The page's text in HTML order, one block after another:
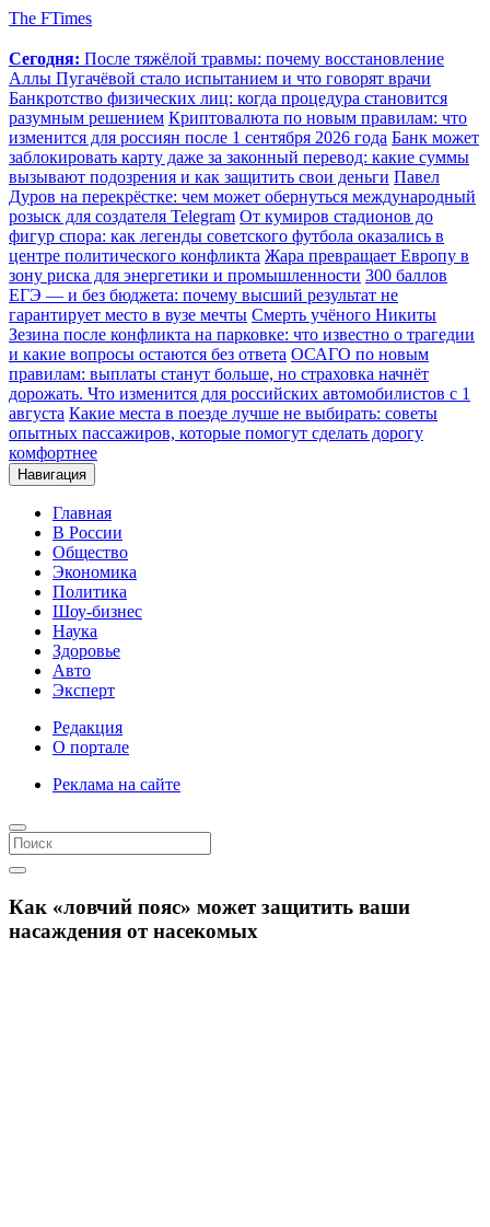
The FTimes
Сегодня: После тяжёлой травмы: почему восстановление
Аллы Пугачёвой стало испытанием и что говорят врачи
Банкротство физических лиц: когда процедура становится
разумным решением Криптовалюта по новым правилам: что
изменится для россиян после 1 сентября 2026 года Банк может
заблокировать карту даже за законный перевод: какие суммы
вызывают подозрения и как защитить свои деньги Павел
Дуров на перекрёстке: чем может обернуться международный
розыск для создателя Telegram От кумиров стадионов до
фигур спора: как легенды советского футбола оказались в
центре политического конфликта Жара превращает Европу в
зону риска для энергетики и промышленности 300 баллов
ЕГЭ — и без бюджета: почему высший результат не
гарантирует место в вузе мечты Смерть учёного Никиты
Зезина после конфликта на парковке: что известно о трагедии
и какие вопросы остаются без ответа ОСАГО по новым
правилам: выплаты станут больше, но страховка начнёт
дорожать. Что изменится для российских автомобилистов с 1
августа Какие места в поезде лучше не выбирать: советы
опытных пассажиров, которые помогут сделать дорогу
комфортнее
Навигация
Главная
В России
Общество
Экономика
Политика
Шоу-бизнес
Наука
Здоровье
Авто
Эксперт
Редакция
О портале
Реклама на сайте
Как «ловчий пояс» может защитить ваши
насаждения от насекомых